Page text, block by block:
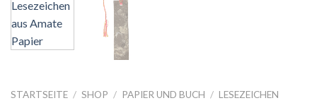
STARTSEITE / SHOP / PAPIER UND BUCH / LESEZEICHEN